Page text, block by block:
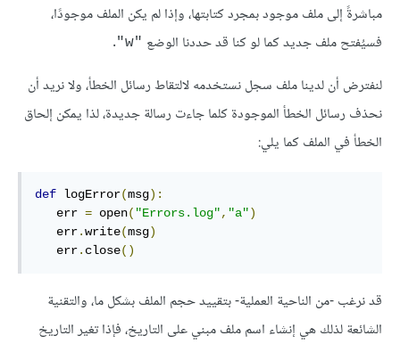
مباشرةً إلى ملف موجود بمجرد كتابتها، وإذا لم يكن الملف موجودًا،
فسيُفتح ملف جديد كما لو كنا قد حددنا الوضع "w"
.
لنفترض أن لدينا ملف سجل نستخدمه لالتقاط رسائل الخطأ، ولا نريد أن
نحذف رسائل الخطأ الموجودة كلما جاءت رسالة جديدة، لذا يمكن إلحاق
الخطأ في الملف كما يلي:
def logError(msg):
   err
= open( "Errors.log", "a")
   err
.write(msg)
   err
. close()
قد نرغب -من الناحية العملية- بتقييد حجم الملف بشكل ما، والتقنية
الشائعة لذلك هي إنشاء اسم ملف مبني على التاريخ، فإذا تغير التاريخ